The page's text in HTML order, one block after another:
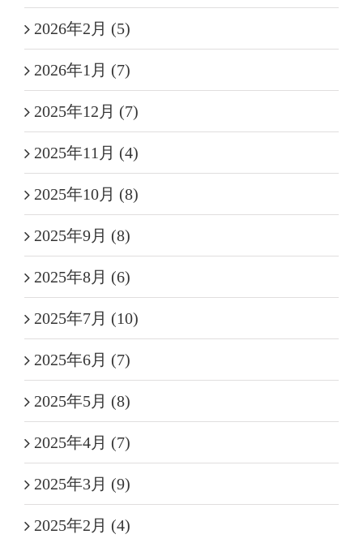
2026年2月 (5)
2026年1月 (7)
2025年12月 (7)
2025年11月 (4)
2025年10月 (8)
2025年9月 (8)
2025年8月 (6)
2025年7月 (10)
2025年6月 (7)
2025年5月 (8)
2025年4月 (7)
2025年3月 (9)
2025年2月 (4)